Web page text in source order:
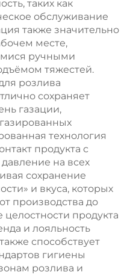
таких как
обслуживание
также значительно
месте,
ручными
тяжестей.
розлива
сохраняет
газации,
технология
продукта с
на всех
сохранение
и вкуса, которых
производства до
продукта
и лояльность
способствует
гигиены
розлива и